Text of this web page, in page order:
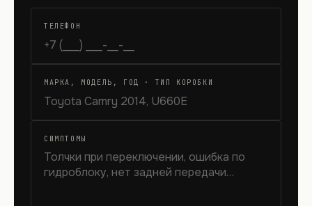
ТЕЛЕФОН
МАРКА, МОДЕЛЬ, ГОД · ТИП КОРОБКИ
СИМПТОМЫ